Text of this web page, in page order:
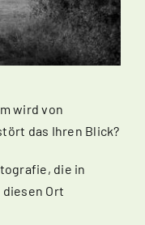
wird von
das Ihren Blick?
die in
Ort